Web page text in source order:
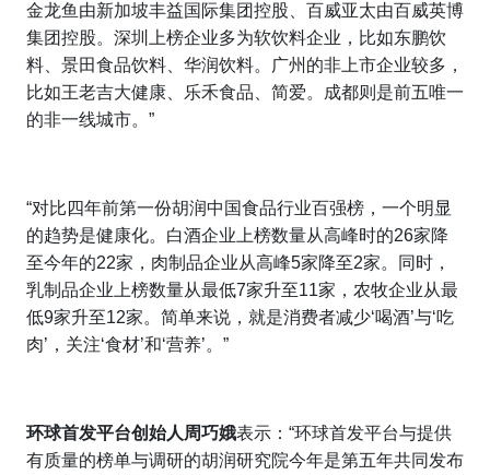
金龙鱼由新加坡丰益国际集团控股、百威亚太由百威英博
集团控股。深圳上榜企业多为软饮料企业，比如东鹏饮
料、景田食品饮料、华润饮料。广州的非上市企业较多，
比如王老吉大健康、乐禾食品、简爱。成都则是前五唯一
的非一线城市。”
“对比四年前第一份胡润中国食品行业百强榜，一个明显
的趋势是健康化。白酒企业上榜数量从高峰时的26家降
至今年的22家，肉制品企业从高峰5家降至2家。同时，
乳制品企业上榜数量从最低7家升至11家，农牧企业从最
低9家升至12家。简单来说，就是消费者减少‘喝酒’与‘吃
肉’，关注‘食材’和‘营养’。”
环球首发平台创始人周巧娥表示：“环球首发平台与提供
有质量的榜单与调研的胡润研究院今年是第五年共同发布